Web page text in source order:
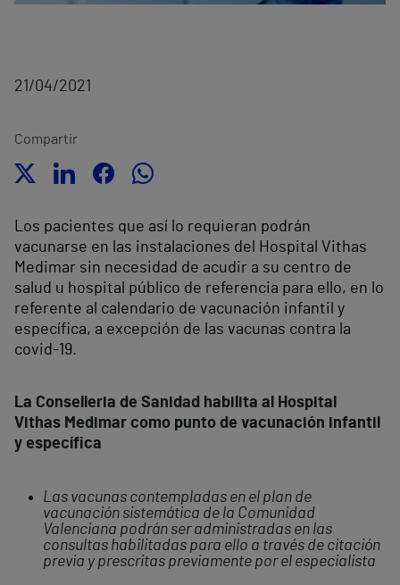
21/04/2021
Compartir
Los pacientes que así lo requieran podrán
vacunarse en las instalaciones del Hospital Vithas
Medimar sin necesidad de acudir a su centro de
salud u hospital público de referencia para ello, en lo
referente al calendario de vacunación infantil y
específica, a excepción de las vacunas contra la
covid-19.
La Conselleria de Sanidad habilita al Hospital
Vithas Medimar como punto de vacunación infantil
y específica
Las vacunas contempladas en el plan de
vacunación sistemática de la Comunidad
Valenciana podrán ser administradas en las
consultas habilitadas para ello a través de citación
previa y prescritas previamente por el especialista